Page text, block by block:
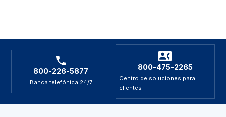
800-226-5877
Banca telefónica 24/7
800-475-2265
Centro de soluciones para
clientes